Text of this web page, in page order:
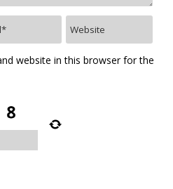
website in this browser for the